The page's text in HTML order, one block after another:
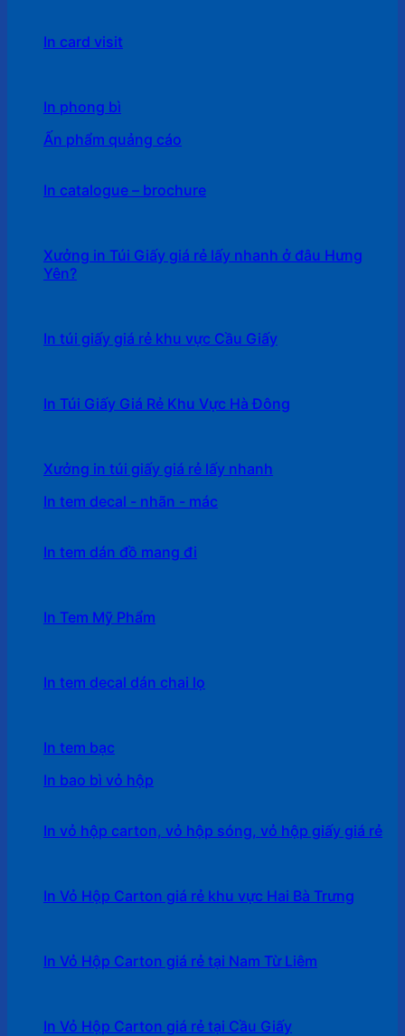
In card visit
In phong bì
Ấn phẩm quảng cáo
In catalogue – brochure
Xưởng in Túi Giấy giá rẻ lấy nhanh ở đâu Hưng
Yên?
In túi giấy giá rẻ khu vực Cầu Giấy
In Túi Giấy Giá Rẻ Khu Vực Hà Đông
Xưởng in túi giấy giá rẻ lấy nhanh
In tem decal - nhãn - mác
In tem dán đồ mang đi
In Tem Mỹ Phẩm
In tem decal dán chai lọ
In tem bạc
In bao bì vỏ hộp
In vỏ hộp carton, vỏ hộp sóng, vỏ hộp giấy giá rẻ
In Vỏ Hộp Carton giá rẻ khu vực Hai Bà Trưng
In Vỏ Hộp Carton giá rẻ tại Nam Từ Liêm
In Vỏ Hộp Carton giá rẻ tại Cầu Giấy